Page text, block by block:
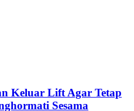
Keluar Lift Agar Tetap
Sesama